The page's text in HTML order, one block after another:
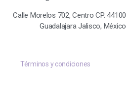
Calle Morelos 702, Centro CP. 44100
Guadalajara Jalisco, México
Términos y condiciones